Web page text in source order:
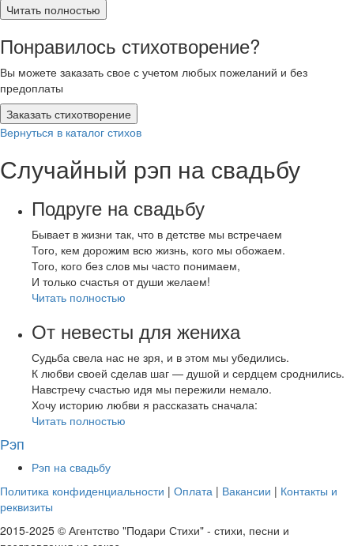
Читать полностью
Понравилось стихотворение?
Вы можете заказать свое с учетом любых пожеланий и без
предоплаты
Заказать стихотворение
Вернуться в каталог стихов
Случайный рэп на свадьбу
Подруге на свадьбу
Бывает в жизни так, что в детстве мы встречаем
Того, кем дорожим всю жизнь, кого мы обожаем.
Того, кого без слов мы часто понимаем,
И только счастья от души желаем!
Читать полностью
От невесты для жениха
Судьба свела нас не зря, и в этом мы убедились.
К любви своей сделав шаг — душой и сердцем сроднились.
Навстречу счастью идя мы пережили немало.
Хочу историю любви я рассказать сначала:
Читать полностью
Рэп
Рэп на свадьбу
Политика конфиденциальности | Оплата | Вакансии | Контакты и
реквизиты
2015-2025 © Агентство "Подари Стихи" - стихи, песни и